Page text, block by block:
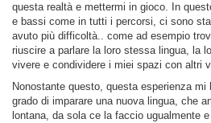
questa realtà e mettermi in gioco. In
e bassi come in tutti i percorsi, ci sono
avuto più difficoltà.. come ad esempio
riuscire a parlare la loro stessa lingua, la
vivere e condividere i miei spazi con altri
Nonostante questo, questa esperienza
grado di imparare una nuova lingua, che
lontana, da sola ce la faccio ugualmente